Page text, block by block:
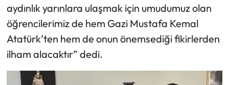
aydınlık yarınlara ulaşmak için umudumuz olan
öğrencilerimiz de hem Gazi Mustafa Kemal
Atatürk’ten hem de onun önemsediği fikirlerden
ilham alacaktır” dedi.